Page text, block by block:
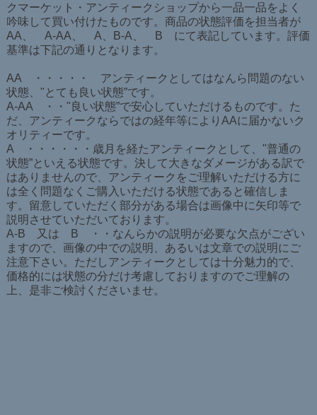
クマーケット・アンティークショップから一品一品をよく
吟味して買い付けたものです。商品の状態評価を担当者が
AA、 A-AA、 A、B-A、 B にて表記しています。評価
基準は下記の通りとなります。
AA ・・・・・ アンティークとしてはなんら問題のない
状態、"とても良い状態”です。
A-AA ・・"良い状態”で安心していただけるものです。た
だ、アンティークならではの経年等によりAAに届かないク
オリティーです。
A ・・・・・・歳月を経たアンティークとして、"普通の
状態”といえる状態です。決して大きなダメージがある訳で
はありませんので、アンティークをご理解いただける方に
は全く問題なくご購入いただける状態であると確信しま
す。留意していただく部分がある場合は画像中に矢印等で
説明させていただいております。
A-B 又は B ・・なんらかの説明が必要な欠点がござい
ますので、画像の中での説明、あるいは文章での説明にご
注意下さい。ただしアンティークとしては十分魅力的で、
価格的には状態の分だけ考慮しておりますのでご理解の
上、是非ご検討くださいませ。